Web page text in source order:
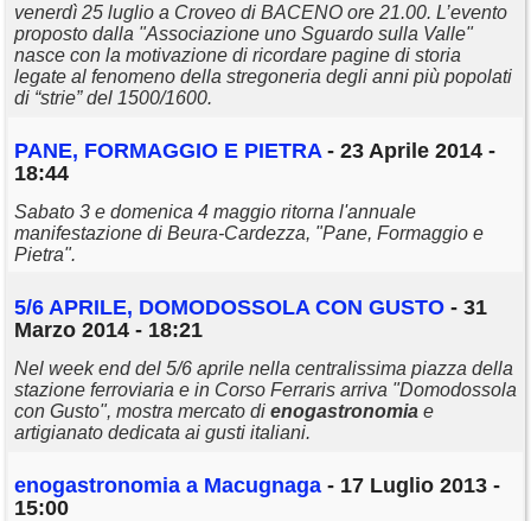
venerdì 25 luglio a Croveo di BACENO ore 21.00. L’evento
proposto dalla "Associazione uno Sguardo sulla Valle"
nasce con la motivazione di ricordare pagine di storia
legate al fenomeno della stregoneria degli anni più popolati
di “strie” del 1500/1600.
PANE, FORMAGGIO E PIETRA - 23 Aprile 2014 -
18:44
Sabato 3 e domenica 4 maggio ritorna l'annuale
manifestazione di Beura-Cardezza, "Pane, Formaggio e
Pietra".
5/6 APRILE, DOMODOSSOLA CON GUSTO - 31
Marzo 2014 - 18:21
Nel week end del 5/6 aprile nella centralissima piazza della
stazione ferroviaria e in Corso Ferraris arriva "Domodossola
con Gusto", mostra mercato di enogastronomia e
artigianato dedicata ai gusti italiani.
enogastronomia a Macugnaga - 17 Luglio 2013 -
15:00